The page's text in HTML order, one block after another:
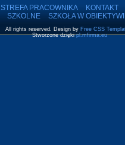
STREFA PRACOWNIKA
KONTAKT
SZKOLNE
SZKOŁA W
All rights reserved. Design by Free CSS
Stworzone dziękipl.mfirma.eu